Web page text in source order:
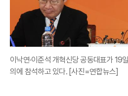
이낙연·이준석 개혁신당 공동대표가 19
의에 참석하고 있다. [사진=연합뉴스]